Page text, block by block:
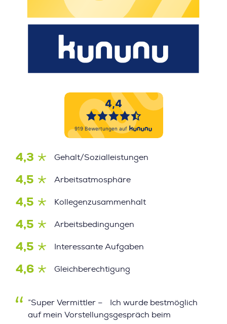
4,3 Gehalt/Sozialleistungen
4,5 Arbeitsatmosphäre
4,5 Kollegenzusammenhalt
4,5 Arbeitsbedingungen
4,5 Interessante Aufgaben
4,6 Gleichberechtigung
”Super Vermittler – Ich wurde bestmöglich
auf mein Vorstellungsgespräch beim